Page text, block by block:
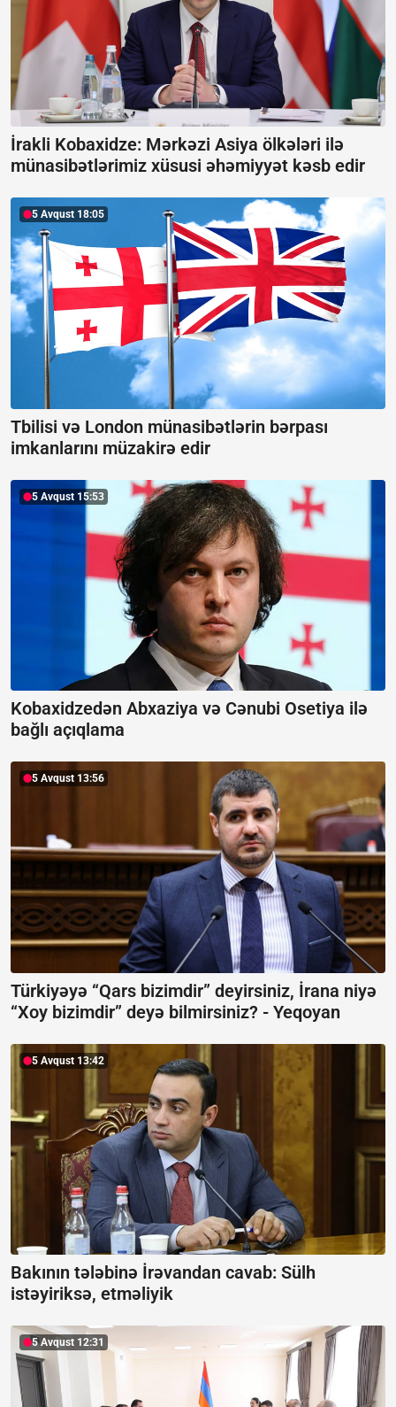
İrakli Kobaxidze: Mərkəzi Asiya ölkələri ilə
münasibətlərimiz xüsusi əhəmiyyət kəsb edir
5 Avqust 18:05
Tbilisi və London münasibətlərin bərpası
imkanlarını müzakirə edir
5 Avqust 15:53
Kobaxidzedən Abxaziya və Cənubi Osetiya ilə
bağlı açıqlama
5 Avqust 13:56
Türkiyəyə “Qars bizimdir” deyirsiniz, İrana niyə
“Xoy bizimdir” deyə bilmirsiniz? - Yeqoyan
5 Avqust 13:42
Bakının tələbinə İrəvandan cavab: Sülh
istəyiriksə, etməliyik
5 Avqust 12:31